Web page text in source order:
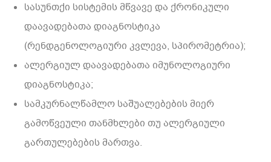
სასუნთქი სისტემის მწვავე და ქრონიკული
დაავადებათა დიაგნოსტიკა
(რენდგენოლოგიური კვლევა, სპირომეტრია);
ალერგიულ დაავადებათა იმუნოლოგიური
დიაგნოსტიკა;
სამკურნალწამლო საშუალებების მიერ
გამოწვეული თანმხლები თუ ალერგიული
გართულებების მართვა.